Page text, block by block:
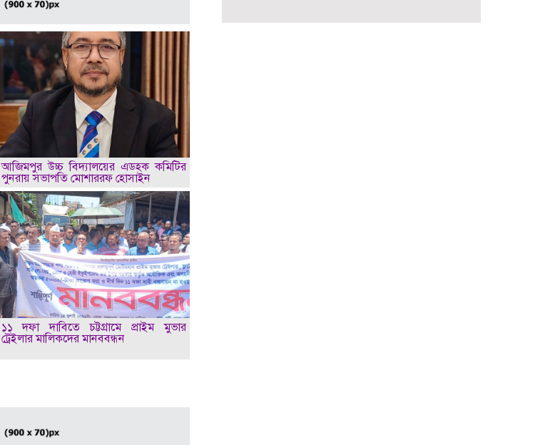
আজিমপুর উচ্চ বিদ্যালয়ের এডহক কমিটির
পুনরায় সভাপতি মোশাররফ হোসাইন
১১ দফা দাবিতে চট্টগ্রামে প্রাইম মুভার
ট্রেইলার মালিকদের মানববন্ধন